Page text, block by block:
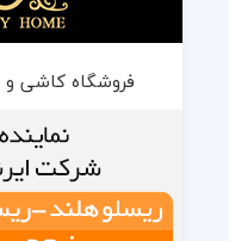
فروشگاه کاشی و